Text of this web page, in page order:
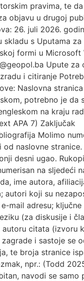
pravima, te
objavu u drugoj
26. juli 2026.
skladu s Uputama
formi u
Upute za
i citiranje
Naslovna
potrebno je da
na kraju
APA 7) Zaključak
Molimo
od naslovne
desni ugao.
na sljedeći
ime autora,
autori koji su
mail adresu;
(za diskusije i
autoru citata (izvoru
i sastoje se
te broja stranice
npr.: (Todd
navodi se samo